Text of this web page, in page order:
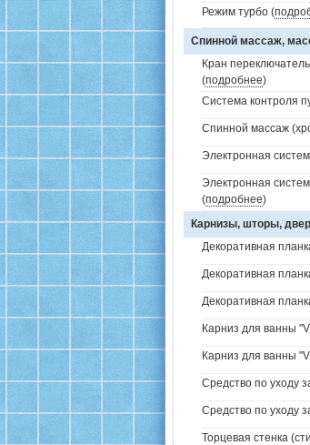
Режим турбо (
Спинной массаж,
Кран
(подробнее)
Система контроля
Спинной массаж
Электронная
Электронная
(подробнее)
Карнизы, шторы,
Декоративная
Декоративная
Декоративная
Карниз для ванны
Карниз для ванны
Средство по уходу
Средство по уходу
Торцевая стенка